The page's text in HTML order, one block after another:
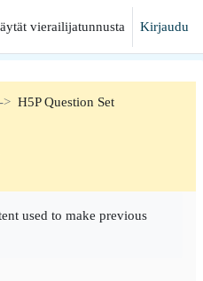
vierailijatunnusta Kirjaudu
H5P Question Set
used to make previous